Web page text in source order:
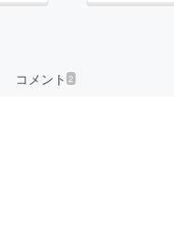
コメント 2